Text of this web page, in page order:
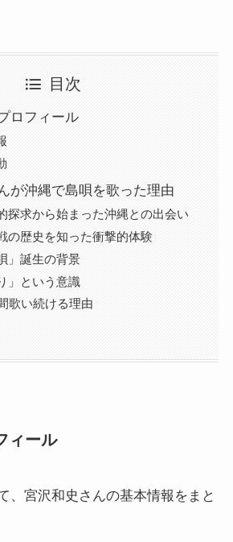
目次
ロフィール
が沖縄で島唄を歌った理由
探求から始まった沖縄との出会い
の歴史を知った衝撃的体験
」誕生の背景
」という意識
歌い続ける理由
ィール
、宮沢和史さんの基本情報をまと